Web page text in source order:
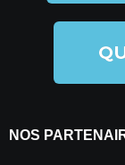
NOS